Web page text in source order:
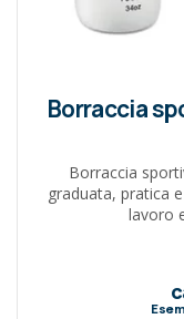
Borraccia
Borraccia
graduata, pratica
lavoro